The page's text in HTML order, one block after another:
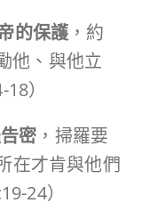
的保護，約
他、與他立
）
密 ，掃羅要
在才肯與他們
24）